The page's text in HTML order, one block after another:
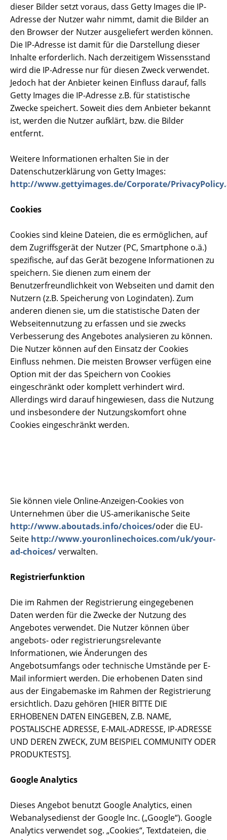
dieser Bilder setzt voraus, dass Getty Images die IP-
Adresse der Nutzer wahr nimmt, damit die Bilder an
den Browser der Nutzer ausgeliefert werden können.
Die IP-Adresse ist damit für die Darstellung dieser
Inhalte erforderlich. Nach derzeitigem Wissensstand
wird die IP-Adresse nur für diesen Zweck verwendet.
Jedoch hat der Anbieter keinen Einfluss darauf, falls
Getty Images die IP-Adresse z.B. für statistische
Zwecke speichert. Soweit dies dem Anbieter bekannt
ist, werden die Nutzer aufklärt, bzw. die Bilder
entfernt.
Weitere Informationen erhalten Sie in der
Datenschutzerklärung von Getty Images:
http://www.gettyimages.de/Corporate/
Cookies
Cookies sind kleine Dateien, die es ermöglichen, auf
dem Zugriffsgerät der Nutzer (PC, Smartphone o.ä.)
spezifische, auf das Gerät bezogene Informationen zu
speichern. Sie dienen zum einem der
Benutzerfreundlichkeit von Webseiten und damit den
Nutzern (z.B. Speicherung von Logindaten). Zum
anderen dienen sie, um die statistische Daten der
Webseitennutzung zu erfassen und sie zwecks
Verbesserung des Angebotes analysieren zu können.
Die Nutzer können auf den Einsatz der Cookies
Einfluss nehmen. Die meisten Browser verfügen eine
Option mit der das Speichern von Cookies
eingeschränkt oder komplett verhindert wird.
Allerdings wird darauf hingewiesen, dass die Nutzung
und insbesondere der Nutzungskomfort ohne
Cookies eingeschränkt werden.
Sie können viele Online-Anzeigen-Cookies von
Unternehmen über die US-amerikanische Seite
http://www.aboutads.info/choices/oder die EU-
Seite http://www.youronlinechoices.com/uk/your-
ad-choices/verwalten.
Registrierfunktion
Die im Rahmen der Registrierung eingegebenen
Daten werden für die Zwecke der Nutzung des
Angebotes verwendet. Die Nutzer können über
angebots- oder registrierungsrelevante
Informationen, wie Änderungen des
Angebotsumfangs oder technische Umstände per E-
Mail informiert werden. Die erhobenen Daten sind
aus der Eingabemaske im Rahmen der Registrierung
ersichtlich. Dazu gehören [HIER BITTE DIE
ERHOBENEN DATEN EINGEBEN, Z.B. NAME,
POSTALISCHE ADRESSE, E-MAIL-ADRESSE, IP-ADRESSE
UND DEREN ZWECK, ZUM BEISPIEL COMMUNITY ODER
PRODUKTESTS].
Google Analytics
Dieses Angebot benutzt Google Analytics, einen
Webanalysedienst der Google Inc. („Google“). Google
Analytics verwendet sog. „Cookies“, Textdateien, die